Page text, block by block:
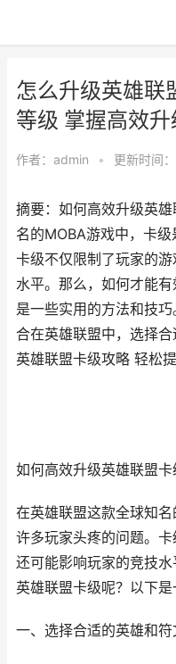
怎么升级英雄联
等级 掌握高效
作者： admin • 更新时间
摘要：如何高效升级英
名的MOBA游戏中，卡级
卡级不仅限制了玩家的
水平。那么，如何才能
是一些实用的方法和技
合在英雄联盟中，选择
英雄联盟卡级攻略 轻松
如何高效升级英雄联盟卡
在英雄联盟这款全球知
许多玩家头疼的问题。卡
还可能影响玩家的竞技
英雄联盟卡级呢？以下是
一、选择合适的英雄和符